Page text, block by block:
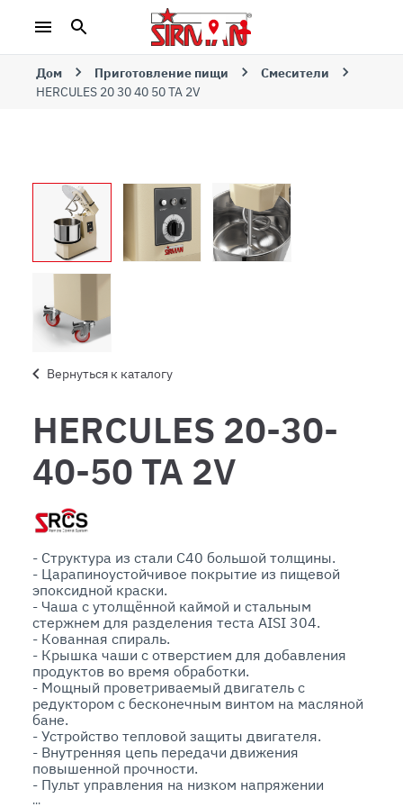
Дом Приготовление пищи
Смесители
HERCULES 20 30 40 50 TA 2V
Вернуться к каталогу
HERCULES 20-30-
40-50 TA 2V
- Структура из стали C40 большой толщины.
- Царапиноустойчивое покрытие из пищевой
эпоксидной краски.
- Чаша с утолщённой каймой и стальным
стержнем для разделения теста AISI 304.
- Кованная спираль.
- Крышка чаши с отверстием для добавления
продуктов во время обработки.
- Мощный проветриваемый двигатель с
редуктором с бесконечным винтом на масляной
бане.
- Устройство тепловой защиты двигателя.
- Внутренняя цепь передачи движения
повышенной прочности.
- Пульт управления на низком напряжении
сопротивления IP 67.